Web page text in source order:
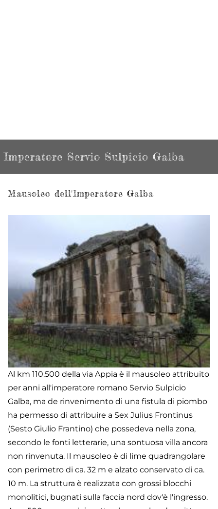
Imperatore Servio Sulpicio Galba
Mausoleo dell'Imperatore Galba
Al km 110.500 della via Appia è il mausoleo attribuito
per anni all'imperatore romano Servio Sulpicio
Galba, ma de rinvenimento di una fistula di piombo
ha permesso di attribuire a Sex Julius Frontinus
(Sesto Giulio Frantino) che possedeva nella zona,
secondo le fonti letterarie, una sontuosa villa ancora
non rinvenuta. Il mausoleo è di lime quadrangolare
con perimetro di ca. 32 m e alzato conservato di ca.
10 m. La struttura è realizzata con grossi blocchi
monolitici, bugnati sulla faccia nord dov'è l'ingresso.